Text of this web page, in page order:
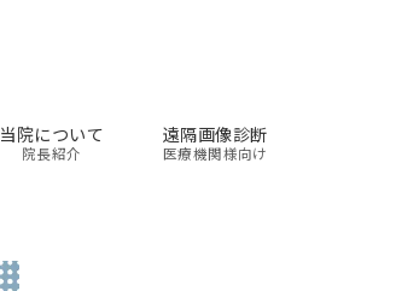
当院について
院長紹介
遠隔画像診断
医療機関様向け